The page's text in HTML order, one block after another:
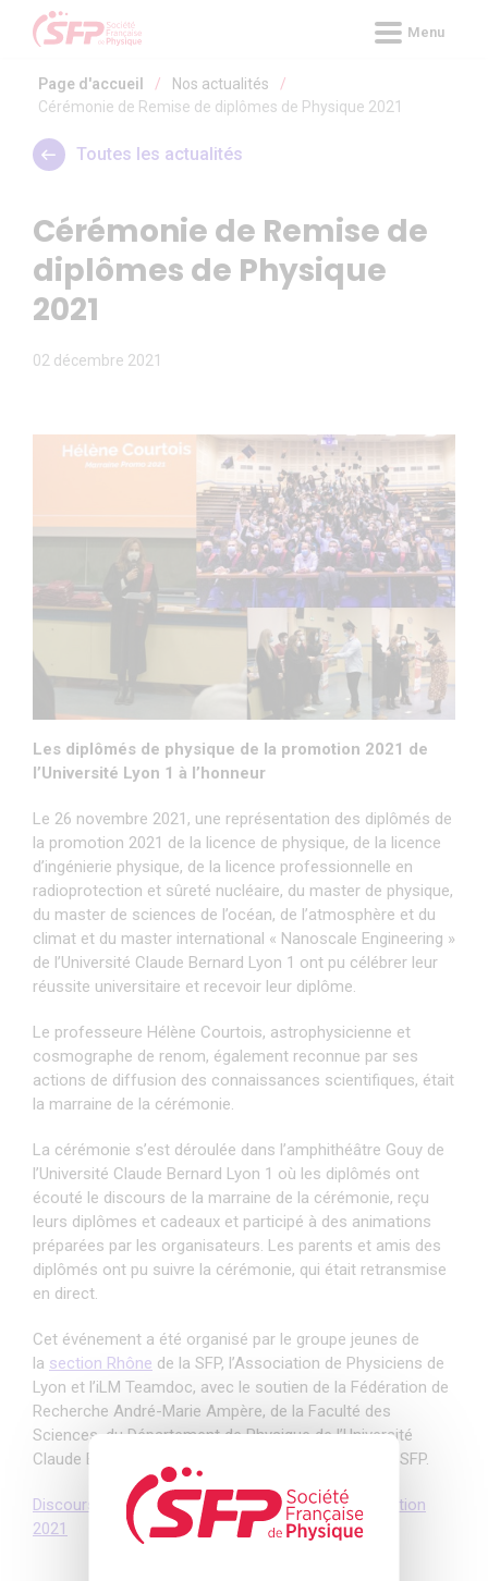
Panneau de gestion des cookies
Menu
Page d'accueil / Nos actualités
/
Cérémonie de Remise de diplômes de Physique 2021
Toutes les actualités
Cérémonie de Remise de
diplômes de Physique
2021
02 décembre 2021
Les diplômés de physique de la promotion 2021 de
l’Université Lyon 1 à l’honneur
Le 26 novembre 2021, une représentation des diplômés de
la promotion 2021 de la licence de physique, de la licence
d’ingénierie physique, de la licence professionnelle en
radioprotection et sûreté nucléaire, du master de physique,
du master de sciences de l’océan, de l’atmosphère et du
climat et du master international « Nanoscale Engineering »
de l’Université Claude Bernard Lyon 1 ont pu célébrer leur
réussite universitaire et recevoir leur diplôme.
Le professeure Hélène Courtois, astrophysicienne et
cosmographe de renom, également reconnue par ses
actions de diffusion des connaissances scientifiques, était
la marraine de la cérémonie.
La cérémonie s’est déroulée dans l’amphithéâtre Gouy de
l’Université Claude Bernard Lyon 1 où les diplômés ont
écouté le discours de la marraine de la cérémonie, reçu
leurs diplômes et cadeaux et participé à des animations
préparées par les organisateurs. Les parents et amis des
diplômés ont pu suivre la cérémonie, qui était retransmise
en direct.
Cet événement a été organisé par le groupe jeunes de
la section Rhône de la SFP, l’Association de Physiciens de
Lyon et l’iLM Teamdoc, avec le soutien de la Fédération de
Recherche André-Marie Ampère, de la Faculté des
Sciences, du Département de Physique de l’Université
Claude Bernard Lyon 1 et de la section Rhône de la SFP.
Discours de Hélène Courtois, Marraine de la Promotion
2021